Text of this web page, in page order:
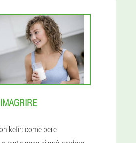
kefir: come bere